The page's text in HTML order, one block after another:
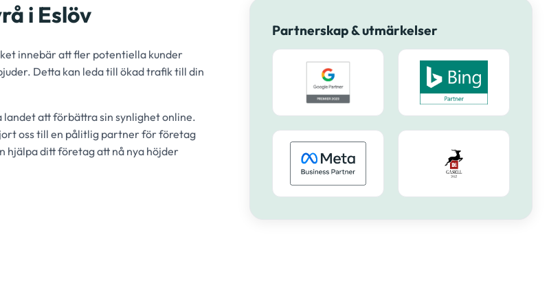
i Eslöv
innebär att fler potentiella kunder
Detta kan leda till ökad trafik till din
landet att förbättra sin synlighet online.
oss till en pålitlig partner för företag
hjälpa ditt företag att nå nya höjder
Partnerskap & utmärkelser